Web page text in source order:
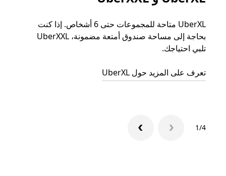
UberXL متاحة للمجموعات حتى 6 أشخاص. إذا كنت
بحاجة إلى مساحة صندوق أمتعة مضمونة، UberXXL
تلبي احتياجك.
تعرف على المزيد حول UberXL
1/4